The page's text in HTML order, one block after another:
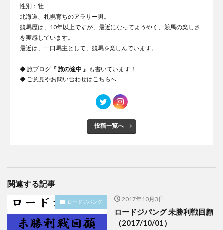
性別：牡
北海道、札幌育ちのアラサー男。
競馬歴は、10年以上ですが、最近になってようやく、競馬の楽しさ
を実感しています。
最近は、一口馬主として、競馬を楽しんでいます。
◆ 旅ブログ 『旅の途中 』 も書いています！
◆ ご意見やお問い合わせはこちらへ
投稿一覧へ
関連する記事
ロードジパング 2017年10月3日
ロードジパング 未勝利戦回顧
（2017/10/01）